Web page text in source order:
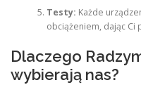
Testy: Każde
obciążeniem, dając Ci
Dlaczego
wybierają nas?